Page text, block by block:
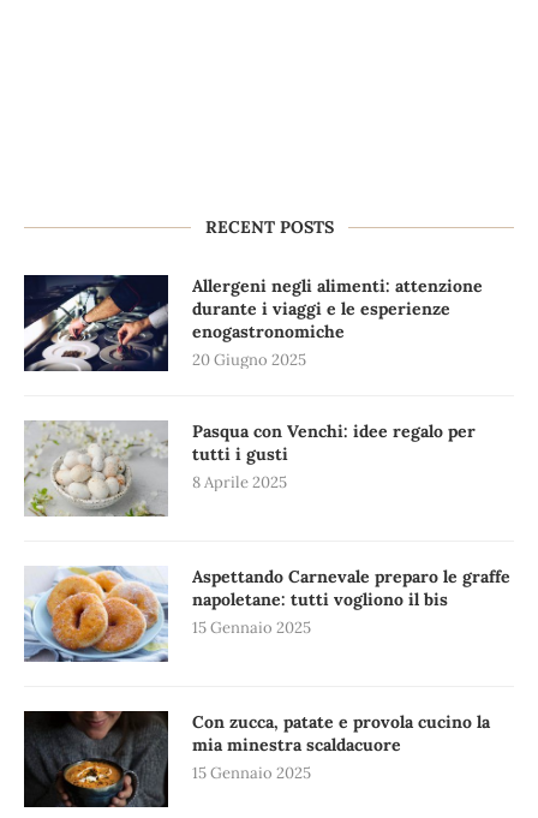
RECENT POSTS
Allergeni negli alimenti: attenzione
durante i viaggi e le esperienze
enogastronomiche
20 Giugno 2025
Pasqua con Venchi: idee regalo per
tutti i gusti
8 Aprile 2025
Aspettando Carnevale preparo le graffe
napoletane: tutti vogliono il bis
15 Gennaio 2025
Con zucca, patate e provola cucino la
mia minestra scaldacuore
15 Gennaio 2025